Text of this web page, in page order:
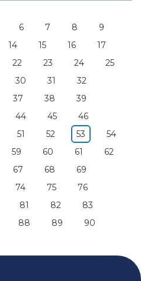
6 7 8
9
14 15 16
17
22 23 24
25
30 31
32
37 38
39
44 45
46
51 52 53
54
59 60 61
62
67 68
69
74 75
76
81 82
83
88 89 90